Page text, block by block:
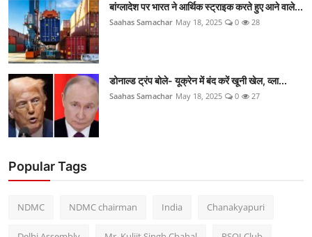
बांग्लादेश पर भारत ने आर्थिक स्ट्राइक करते हुए आने वाले...
Saahas Samachar May 18, 2025 0 28
डोनाल्ड ट्रंप बोले- यूक्रेन में बंद करें खूनी खेल, व्ला...
Saahas Samachar May 18, 2025 0 27
Popular Tags
NDMC NDMC chairman India Chanakyapuri